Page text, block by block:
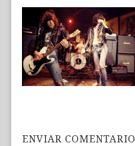
ENVIAR COMENTARIO